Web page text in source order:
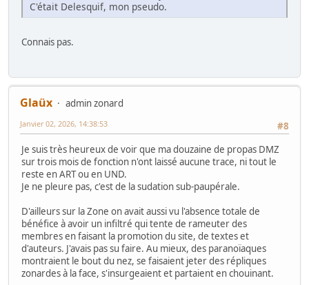
C'était Delesquif, mon pseudo.
Connais pas.
Glaüx
admin zonard
#8
Janvier 02, 2026, 14:38:53
Je suis très heureux de voir que ma douzaine de propas DMZ
sur trois mois de fonction n'ont laissé aucune trace, ni tout le
reste en ART ou en UND.
Je ne pleure pas, c'est de la sudation sub-paupérale.
D'ailleurs sur la Zone on avait aussi vu l'absence totale de
bénéfice à avoir un infiltré qui tente de rameuter des
membres en faisant la promotion du site, de textes et
d'auteurs. J'avais pas su faire. Au mieux, des paranoïaques
montraient le bout du nez, se faisaient jeter des répliques
zonardes à la face, s'insurgeaient et partaient en chouinant.